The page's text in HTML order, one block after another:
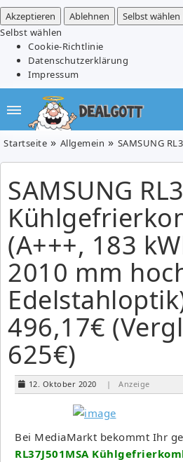
Akzeptieren
Ablehnen Selbst wählen
Selbst wählen
Cookie-Richtlinie
Datenschutzerklärung
Impressum
Startseite Allgemein SAMSUNG RL37J501MSA Kühlgefrierkombination (A+++, 183
SAMSUNG
(A+++, 183
2010 mm
496,17€
625€)
12. Oktober 2020 | Anzeige
Bei MediaMarkt bekommt Ihr
RL37J501MSA